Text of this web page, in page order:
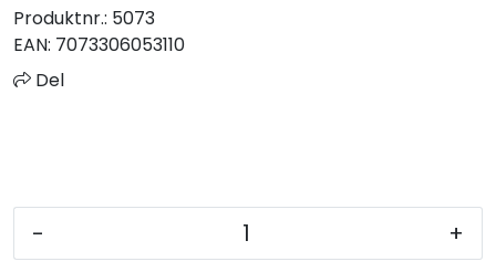
Produktnr.: 5073
EAN: 7073306053110
Del
- +
Varmeanlegg
Outlet
Retur/reklamasjon